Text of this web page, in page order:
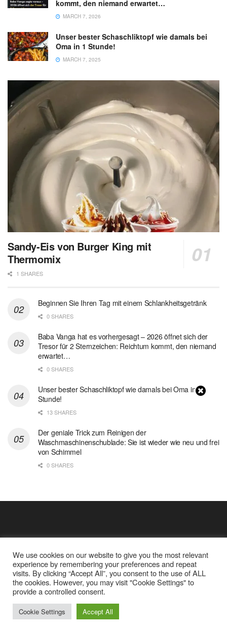
kommt, den niemand erwartet…
MARCH 7, 2026
Unser bester Schaschliktopf wie damals bei
Oma in 1 Stunde!
MARCH 7, 2025
Sandy-Eis von Burger King mit
Thermomix
1 SHARES
Beginnen Sie Ihren Tag mit einem Schlankheitsgetränk
0 SHARES
Baba Vanga hat es vorhergesagt – 2026 öffnet sich der
Tresor für 2 Sternzeichen: Reichtum kommt, den niemand
erwartet…
0 SHARES
Unser bester Schaschliktopf wie damals bei Oma in 1
Stunde!
13 SHARES
Der geniale Trick zum Reinigen der
Waschmaschinenschublade: Sie ist wieder wie neu und frei
von Schimmel
0 SHARES
Cookie Policy
Datenschutz
Google Analytics und Cookie Dateien
© 2025Einfache Rezept
We use cookies on our website to give you the most relevant
experience by remembering your preferences and repeat
visits. By clicking “Accept All”, you consent to the use of ALL
the cookies. However, you may visit "Cookie Settings" to
provide a controlled consent.
Cookie Settings Accept All